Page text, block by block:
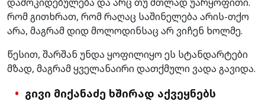
რომ გითხრათ, რომ რაღაც საშინელება არის-თქო
არა, მაგრამ დიდ მოლოდინსაც არ ვიჩენ ხოლმე.
წესით, შარშან უნდა ყოფილიყო ეს სტანდარტები
მზად, მაგრამ ყველანაირი დათქმული ვადა გავიდა.
გივი მიქანაძე ხშირად აქვეყნებს